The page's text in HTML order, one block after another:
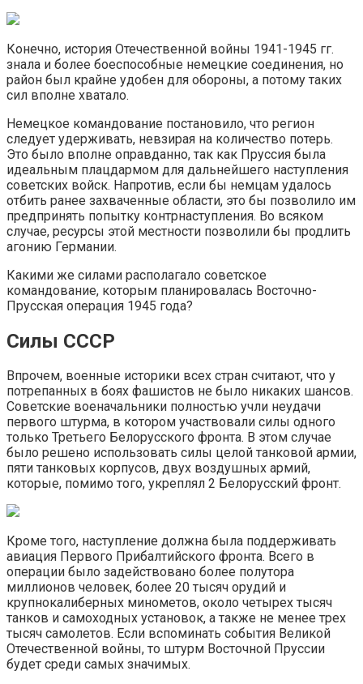
Конечно, история Отечественной войны 1941-1945 гг.
знала и более боеспособные немецкие соединения, но
район был крайне удобен для обороны, а потому таких
сил вполне хватало.
Немецкое командование постановило, что регион
следует удерживать, невзирая на количество потерь.
Это было вполне оправданно, так как Пруссия была
идеальным плацдармом для дальнейшего наступления
советских войск. Напротив, если бы немцам удалось
отбить ранее захваченные области, это бы позволило им
предпринять попытку контрнаступления. Во всяком
случае, ресурсы этой местности позволили бы продлить
агонию Германии.
Какими же силами располагало советское
командование, которым планировалась Восточно-
Прусская операция 1945 года?
Силы СССР
Впрочем, военные историки всех стран считают, что у
потрепанных в боях фашистов не было никаких шансов.
Советские военачальники полностью учли неудачи
первого штурма, в котором участвовали силы одного
только Третьего Белорусского фронта. В этом случае
было решено использовать силы целой танковой армии,
пяти танковых корпусов, двух воздушных армий,
которые, помимо того, укреплял 2 Белорусский фронт.
Кроме того, наступление должна была поддерживать
авиация Первого Прибалтийского фронта. Всего в
операции было задействовано более полутора
миллионов человек, более 20 тысяч орудий и
крупнокалиберных минометов, около четырех тысяч
танков и самоходных установок, а также не менее трех
тысяч самолетов. Если вспоминать события Великой
Отечественной войны, то штурм Восточной Пруссии
будет среди самых значимых.